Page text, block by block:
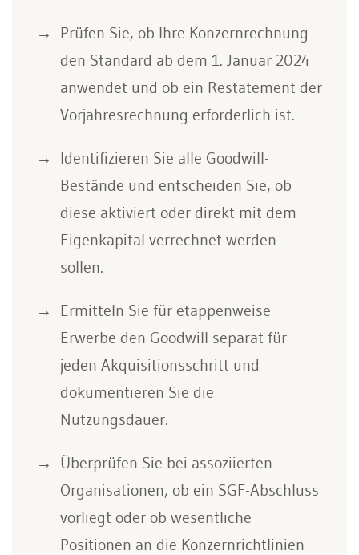
Prüfen Sie, ob Ihre Konzernrechnung
den Standard ab dem 1. Januar 2024
anwendet und ob ein Restatement der
Vorjahresrechnung erforderlich ist.
Identifizieren Sie alle Goodwill-
Bestände und entscheiden Sie, ob
diese aktiviert oder direkt mit dem
Eigenkapital verrechnet werden
sollen.
Ermitteln Sie für etappenweise
Erwerbe den Goodwill separat für
jeden Akquisitionsschritt und
dokumentieren Sie die
Nutzungsdauer.
Überprüfen Sie bei assoziierten
Organisationen, ob ein SGF-Abschluss
vorliegt oder ob wesentliche
Positionen an die Konzernrichtlinien